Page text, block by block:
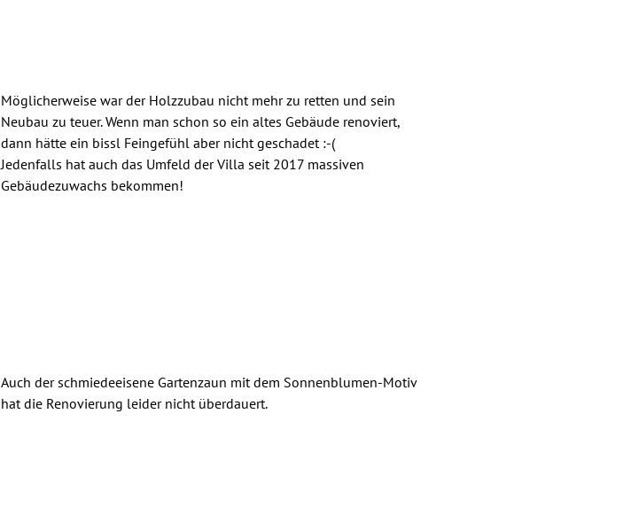
Möglicherweise war der Holzzubau nicht mehr zu retten und sein
Neubau zu teuer. Wenn man schon so ein altes Gebäude renoviert,
dann hätte ein bissl Feingefühl aber nicht geschadet :-(
Jedenfalls hat auch das Umfeld der Villa seit 2017 massiven
Gebäudezuwachs bekommen!
Auch der schmiedeeisene Gartenzaun mit dem Sonnenblumen-Motiv
hat die Renovierung leider nicht überdauert.